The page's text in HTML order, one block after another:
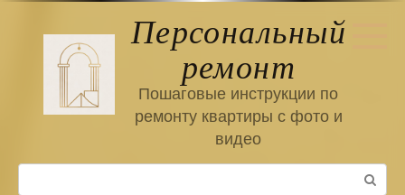
Персональный
ремонт
Пошаговые инструкции по
ремонту квартиры с фото и
видео
Поиск: